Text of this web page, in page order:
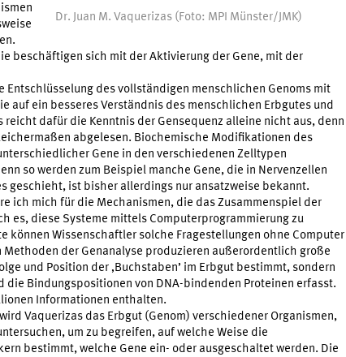
Dr. Juan M. Vaquerizas (Foto: MPI Münster/JMK)
beschäftigen sich mit der Aktivierung der Gene, mit der
Entschlüsselung des vollständigen menschlichen Genoms mit
auf ein besseres Verständnis des menschlichen Erbgutes und
dafür die Kenntnis der Gensequenz alleine nicht aus, denn
abgelesen. Biochemische Modifikationen des
Gene in den verschiedenen Zelltypen
so werden zum Beispiel manche Gene, die in Nervenzellen
geschieht, ist bisher allerdings nur ansatzweise bekannt.
ich mich für die Mechanismen, die das Zusammenspiel der
es, diese Systeme mittels Computerprogrammierung zu
können Wissenschaftler solche Fragestellungen ohne Computer
der Genanalyse produzieren außerordentlich große
und Position der ‚Buchstaben’ im Erbgut bestimmt, sondern
die Bindungspositionen von DNA-bindenden Proteinen erfasst.
Informationen enthalten.
Vaquerizas das Erbgut (Genom) verschiedener Organismen,
um zu begreifen, auf welche Weise die
bestimmt, welche Gene ein- oder ausgeschaltet werden. Die